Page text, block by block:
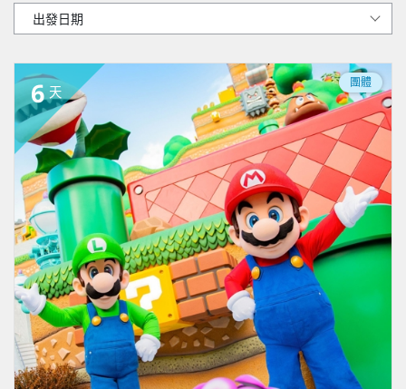
6 天
團體